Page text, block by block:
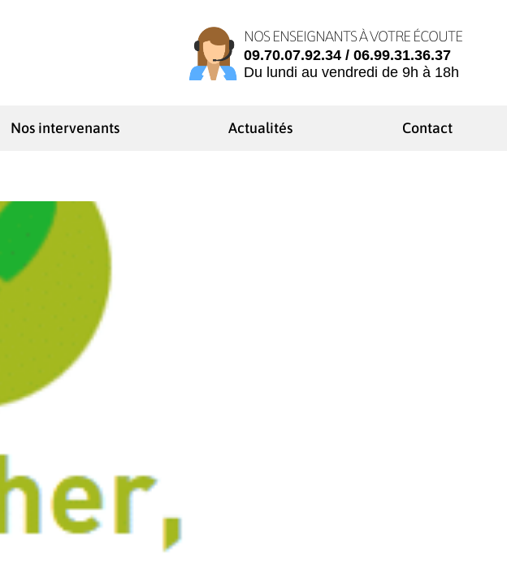
NOS ENSEIGNANTS À VOTRE ÉCOUTE
09.70.07.92.34 / 06.99.31.36.37
Du lundi au vendredi de 9h à 18h
Nos intervenants Actualités Contact